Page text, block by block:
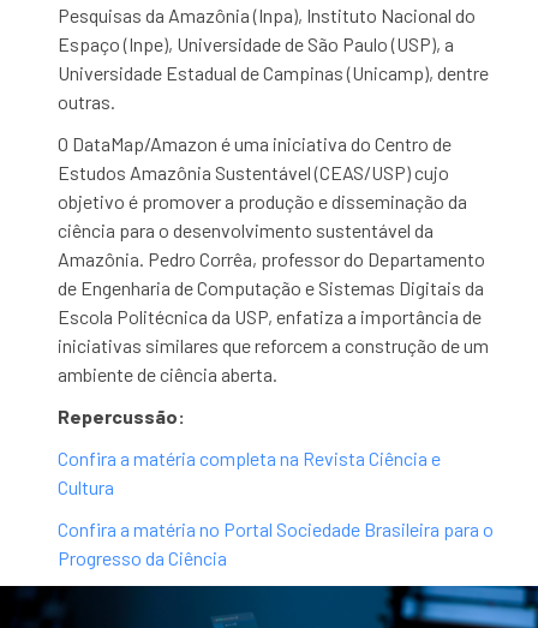
Pesquisas da Amazônia (Inpa), Instituto Nacional do
Espaço (Inpe), Universidade de São Paulo (USP), a
Universidade Estadual de Campinas (Unicamp), dentre
outras.
O DataMap/Amazon é uma iniciativa do Centro de
Estudos Amazônia Sustentável (CEAS/USP) cujo
objetivo é promover a produção e disseminação da
ciência para o desenvolvimento sustentável da
Amazônia. Pedro Corrêa, professor do Departamento
de Engenharia de Computação e Sistemas Digitais da
Escola Politécnica da USP, enfatiza a importância de
iniciativas similares que reforcem a construção de um
ambiente de ciência aberta.
Repercussão:
Confira a matéria completa na Revista Ciência e
Cultura
Confira a matéria no Portal Sociedade Brasileira para o
Progresso da Ciência